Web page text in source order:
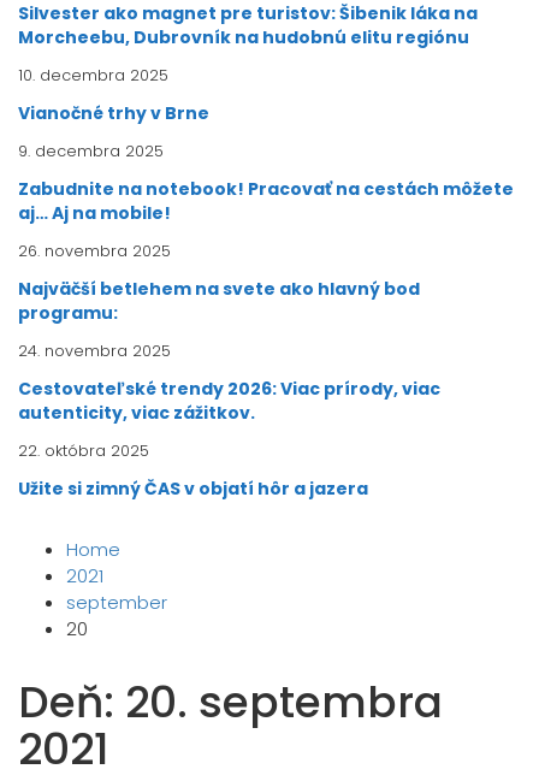
Silvester ako magnet pre turistov: Šibenik láka na
Morcheebu, Dubrovník na hudobnú elitu regiónu
10. decembra 2025
Vianočné trhy v Brne
9. decembra 2025
Zabudnite na notebook! Pracovať na cestách môžete
aj… Aj na mobile!
26. novembra 2025
Najväčší betlehem na svete ako hlavný bod
programu:
24. novembra 2025
Cestovateľské trendy 2026: Viac prírody, viac
autenticity, viac zážitkov.
22. októbra 2025
Užite si zimný ČAS v objatí hôr a jazera
Home
2021
september
20
Deň: 20. septembra
2021